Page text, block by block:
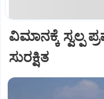
ವಿಮಾನಕ್ಕೆ ಸ್ವಲ್ಪ
ಸುರಕ್ಷಿತ